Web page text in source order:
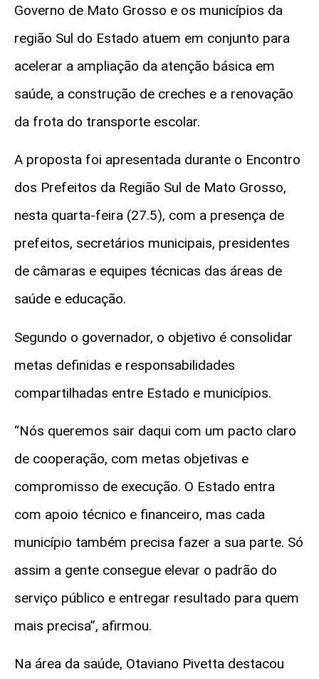
Governo de Mato Grosso e os municípios da
região Sul do Estado atuem em conjunto para
acelerar a ampliação da atenção básica em
saúde, a construção de creches e a renovação
da frota do transporte escolar.
A proposta foi apresentada durante o Encontro
dos Prefeitos da Região Sul de Mato Grosso,
nesta quarta-feira (27.5), com a presença de
prefeitos, secretários municipais, presidentes
de câmaras e equipes técnicas das áreas de
saúde e educação.
Segundo o governador, o objetivo é consolidar
metas definidas e responsabilidades
compartilhadas entre Estado e municípios.
“Nós queremos sair daqui com um pacto claro
de cooperação, com metas objetivas e
compromisso de execução. O Estado entra
com apoio técnico e financeiro, mas cada
município também precisa fazer a sua parte. Só
assim a gente consegue elevar o padrão do
serviço público e entregar resultado para quem
mais precisa”, afirmou.
Na área da saúde, Otaviano Pivetta destacou